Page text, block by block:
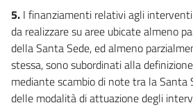
5. I finanziamenti relativi agli
da realizzare su aree ubicate almeno
della Santa Sede, ed almeno
stessa, sono subordinati alla
mediante scambio di note tra la Santa
delle modalità di attuazione degli